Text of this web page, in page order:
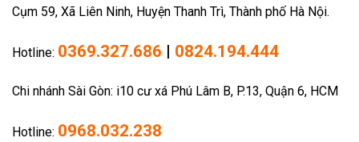
Cụm 59, Xã Liên Ninh, Huyện Thanh Trì, Thành phố Hà Nội.
Hotline: 0369.327.686 | 0824.194.444
Chi nhánh Sài Gòn: i10 cư xá Phú Lâm B, P.13, Quận 6, HCM
Hotline: 0968.032.238